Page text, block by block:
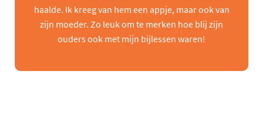
haalde. Ik kreeg van hem een appje, maar ook van
zijn moeder. Zo leuk om te merken hoe blij zijn
ouders ook met mijn bijlessen waren!